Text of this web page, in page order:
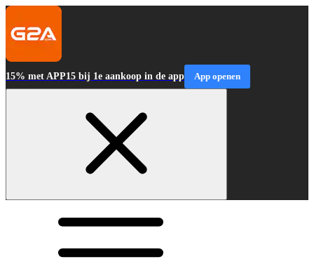
15% met APP15 bij 1e aankoop in de app App openen